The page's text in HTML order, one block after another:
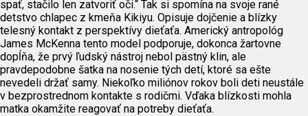
spať, stačilo len zatvoriť oči.“ Tak si spomína na svoje rané
detstvo chlapec z kmeňa Kikiyu. Opisuje dojčenie a blízky
telesný kontakt z perspektívy dieťaťa. Americký antropológ
James McKenna tento model podporuje, dokonca žartovne
dopĺňa, že prvý ľudský nástroj nebol pästný klin, ale
pravdepodobne šatka na nosenie tých detí, ktoré sa ešte
nevedeli držať samy. Niekoľko miliónov rokov boli deti neustále
v bezprostrednom kontakte s rodičmi. Vďaka blízkosti mohla
matka okamžite reagovať na potreby dieťaťa.